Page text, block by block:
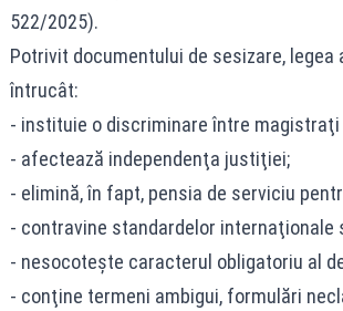
522/2025).
Potrivit documentului de sesizare,
întrucât:
- instituie o discriminare între
- afectează independenţa justiţiei;
- elimină, în fapt, pensia de serviciu
- contravine standardelor internaţionale
- nesocoteşte caracterul obligatoriu al
- conţine termeni ambigui, formulări